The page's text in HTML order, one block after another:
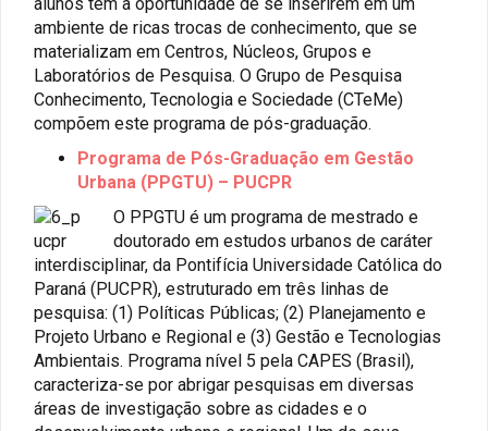
alunos têm a oportunidade de se inserirem em um
ambiente de ricas trocas de conhecimento, que se
materializam em Centros, Núcleos, Grupos e
Laboratórios de Pesquisa. O Grupo de Pesquisa
Conhecimento, Tecnologia e Sociedade (CTeMe)
compõem este programa de pós-graduação.
Programa de Pós-Graduação em Gestão
Urbana (PPGTU) – PUCPR
O PPGTU é um programa de mestrado e
doutorado em estudos urbanos de caráter
interdisciplinar, da Pontifícia Universidade Católica do
Paraná (PUCPR), estruturado em três linhas de
pesquisa: (1) Políticas Públicas; (2) Planejamento e
Projeto Urbano e Regional e (3) Gestão e Tecnologias
Ambientais. Programa nível 5 pela CAPES (Brasil),
caracteriza-se por abrigar pesquisas em diversas
áreas de investigação sobre as cidades e o